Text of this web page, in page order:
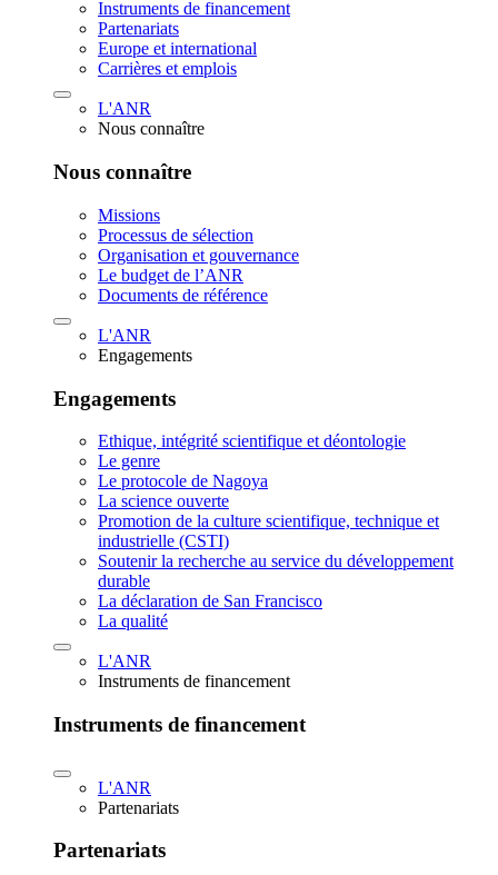
Instruments de financement
Partenariats
Europe et international
Carrières et emplois
L'ANR
Nous connaître
Nous connaître
Missions
Processus de sélection
Organisation et gouvernance
Le budget de l’ANR
Documents de référence
L'ANR
Engagements
Engagements
Ethique, intégrité scientifique et déontologie
Le genre
Le protocole de Nagoya
La science ouverte
Promotion de la culture scientifique, technique et
industrielle (CSTI)
Soutenir la recherche au service du développement
durable
La déclaration de San Francisco
La qualité
L'ANR
Instruments de financement
Instruments de financement
L'ANR
Partenariats
Partenariats